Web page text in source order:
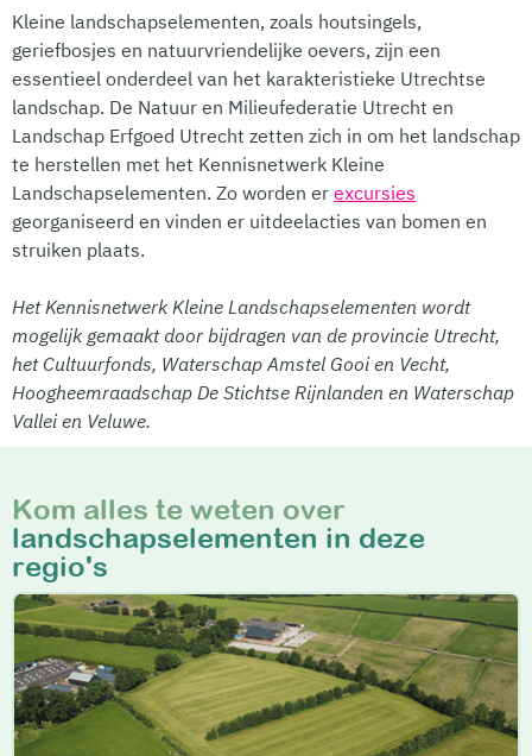
Kleine landschapselementen, zoals houtsingels,
geriefbosjes en natuurvriendelijke oevers, zijn een
essentieel onderdeel van het karakteristieke Utrechtse
landschap. De Natuur en Milieufederatie Utrecht en
Landschap Erfgoed Utrecht zetten zich in om het landschap
te herstellen met het Kennisnetwerk Kleine
Landschapselementen. Zo worden er excursies
georganiseerd en vinden er uitdeelacties van bomen en
struiken plaats.
Het Kennisnetwerk Kleine Landschapselementen wordt
mogelijk gemaakt door bijdragen van de provincie Utrecht,
het Cultuurfonds, Waterschap Amstel Gooi en Vecht,
Hoogheemraadschap De Stichtse Rijnlanden en Waterschap
Vallei en Veluwe.
Kom alles te weten over
landschapselementen in deze
regio's